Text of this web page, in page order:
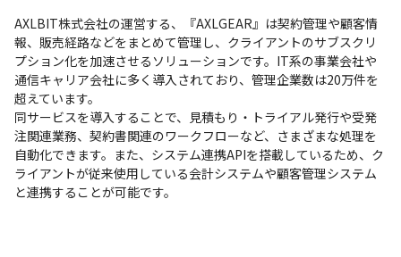
AXLBIT株式会社の運営する、『AXLGEAR』は契約管理や顧客情
報、販売経路などをまとめて管理し、クライアントのサブスクリ
プション化を加速させるソリューションです。IT系の事業会社や
通信キャリア会社に多く導入されており、管理企業数は20万件を
超えています。
同サービスを導入することで、見積もり・トライアル発行や受発
注関連業務、契約書関連のワークフローなど、さまざまな処理を
自動化できます。また、システム連携APIを搭載しているため、ク
ライアントが従来使用している会計システムや顧客管理システム
と連携することが可能です。